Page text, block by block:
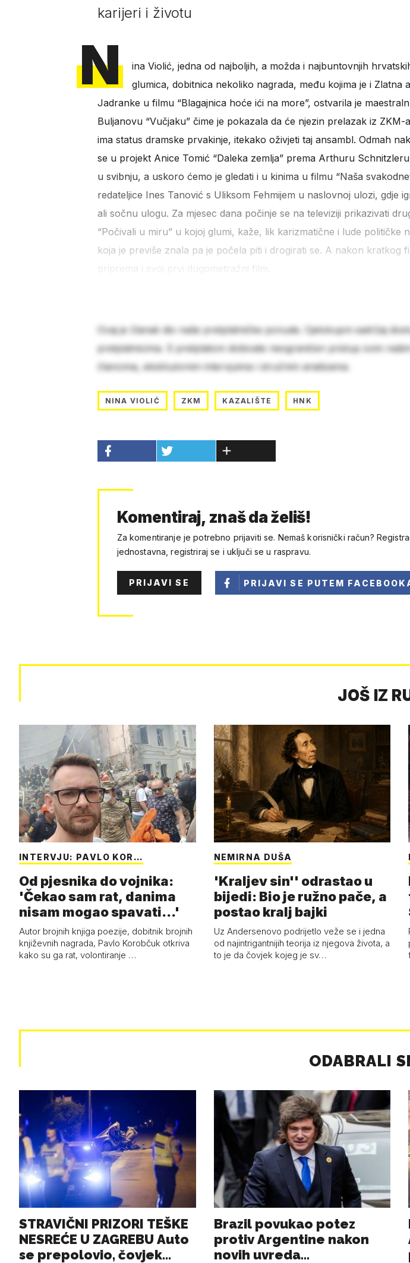
karijeri i životu
N
ina Violić, jedna od najboljih, a možda i najbuntovnjih
glumica, dobitnica nekoliko nagrada, među kojima je i Zlatna
Jadranke u filmu “Blagajnica hoće ići na more”, ostvarila je
Buljanovu “Vučjaku” čime je pokazala da će njezin prelazak iz ZKM-
ima status dramske prvakinje, itekako oživjeti taj ansambl. Odmah
se u projekt Anice Tomić “Daleka zemlja” prema Arthuru
u svibnju, a uskoro ćemo je gledati i u kinima u filmu “Naša
redateljice Ines Tanović s Uliksom Fehmijem u naslovnoj ulozi, gdje
ali sočnu ulogu. Za mjesec dana počinje se na televiziji prikazivati
“Počivali u miru” u kojoj glumi, kaže, lik karizmatične i lude političke
koja je previše znala pa je počela piti i drogirati se. A nakon kratkog
priprema i svoj prvi dugometražni film.
Ovaj je članak dio naše pretplatničke ponude. Cjelokupni sadržaj
pretplatnicima. S pretplatom dobivate neograničen pristup svim
člancima, ekskluzivnim intervjuima i stručnim analizama.
NINA VIOLIĆ ZKM KAZALIŠTE HNK
Komentiraj, znaš da želiš!
Za komentiranje je potrebno prijaviti se. Nemaš korisnički račun?
jednostavna, registriraj se i uključi se u raspravu.
PRIJAVI SE PRIJAVI SE PUTEM
JOŠ IZ
INTERVJU: PAVLO KOR…
Od pjesnika do vojnika:
'Čekao sam rat, danima
nisam mogao spavati...'
Autor brojnih knjiga poezije, dobitnik brojnih
književnih nagrada, Pavlo Korobčuk otkriva
kako su ga rat, volontiranje …
NEMIRNA DUŠA
'Kraljev sin'' odrastao u
bijedi: Bio je ružno pače, a
postao kralj bajki
Uz Andersenovo podrijetlo veže se i jedna
od najintrigantnijih teorija iz njegova života, a
to je da čovjek kojeg je sv…